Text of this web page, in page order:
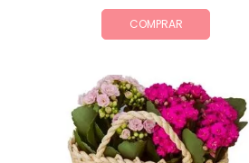
COMPRAR